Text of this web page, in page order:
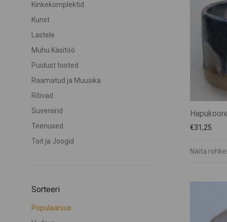
Kinkekomplektid
Kunst
Lastele
Muhu Käsitöö
Puidust tooted
Raamatud ja Muusika
Rõivad
Suveniirid
Teenused
Toit ja Joogid
Sorteeri
Populaarsus
€31,25
Näita